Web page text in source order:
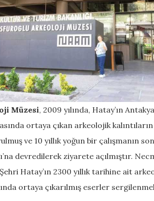
Müzesi, 2009 yılında, Hatay’ın
ortaya çıkan arkeolojik
ve 10 yıllık yoğun bir çalışmanın
devredilerek ziyarete açılmıştır.
Hatay’ın 2300 yıllık tarihine ait
ortaya çıkarılmış eserler